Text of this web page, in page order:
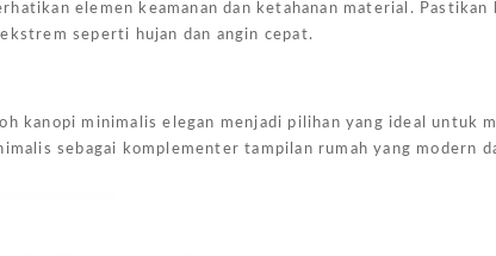
elemen keamanan dan ketahanan material. Pastikan
seperti hujan dan angin cepat.
kanopi minimalis elegan menjadi pilihan yang ideal untuk
sebagai komplementer tampilan rumah yang modern